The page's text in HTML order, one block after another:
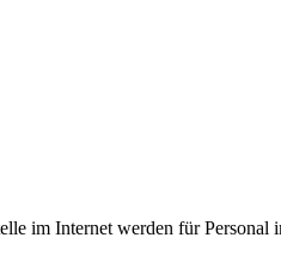
im Internet werden für Personal